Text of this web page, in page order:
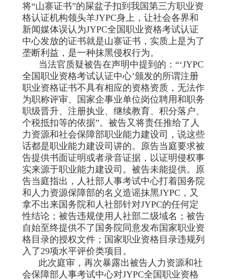
将“山寨证书”的屎盆子扣到我国第三方职业资
格认证机构领头羊JYPC身上，让社会各界和
新闻媒体误认为JYPC全国职业资格考试认证
中心发放的证书就是山寨证书，实质上是为了
垄断利益，是一种抹黑侵权行为。
当法官质疑被告在声明中提到的：“‘JYPC
全国职业资格考试认证中心’颁发的所谓注册
职业资格证书不具有相应的资格资质，无法作
为职称评审、国家企事业单位岗位聘用和职务
职级晋升、注册执业、继续教育、积分落户、
个税抵扣等的依据”。被告又将责任推给了人
力资源和社会保障部职业能力建设司，说这些
话都是职业能力建设司讲的。原告当庭要求被
告提供书面证明或者录音证据，以证明侵权事
实来源于职业能力建设司。被告未能提供。原
告当庭指出，人社部人事考试中心打着国务院
和人力资源保障部的名义造谣抹黑JYPC，又
拿不出来国务院和人社部针对JYPC的任何定
性结论；被告违规使用人社部二级域名；被告
自始至终提供不了国务院同意发布国家职业资
格目录的授权文件；国家职业资格目录违规列
入了29项水平评价类项目。
此次庭审，再次暴露出被告人力资源和社
会保障部人事考试中心对JYPC全国职业资格